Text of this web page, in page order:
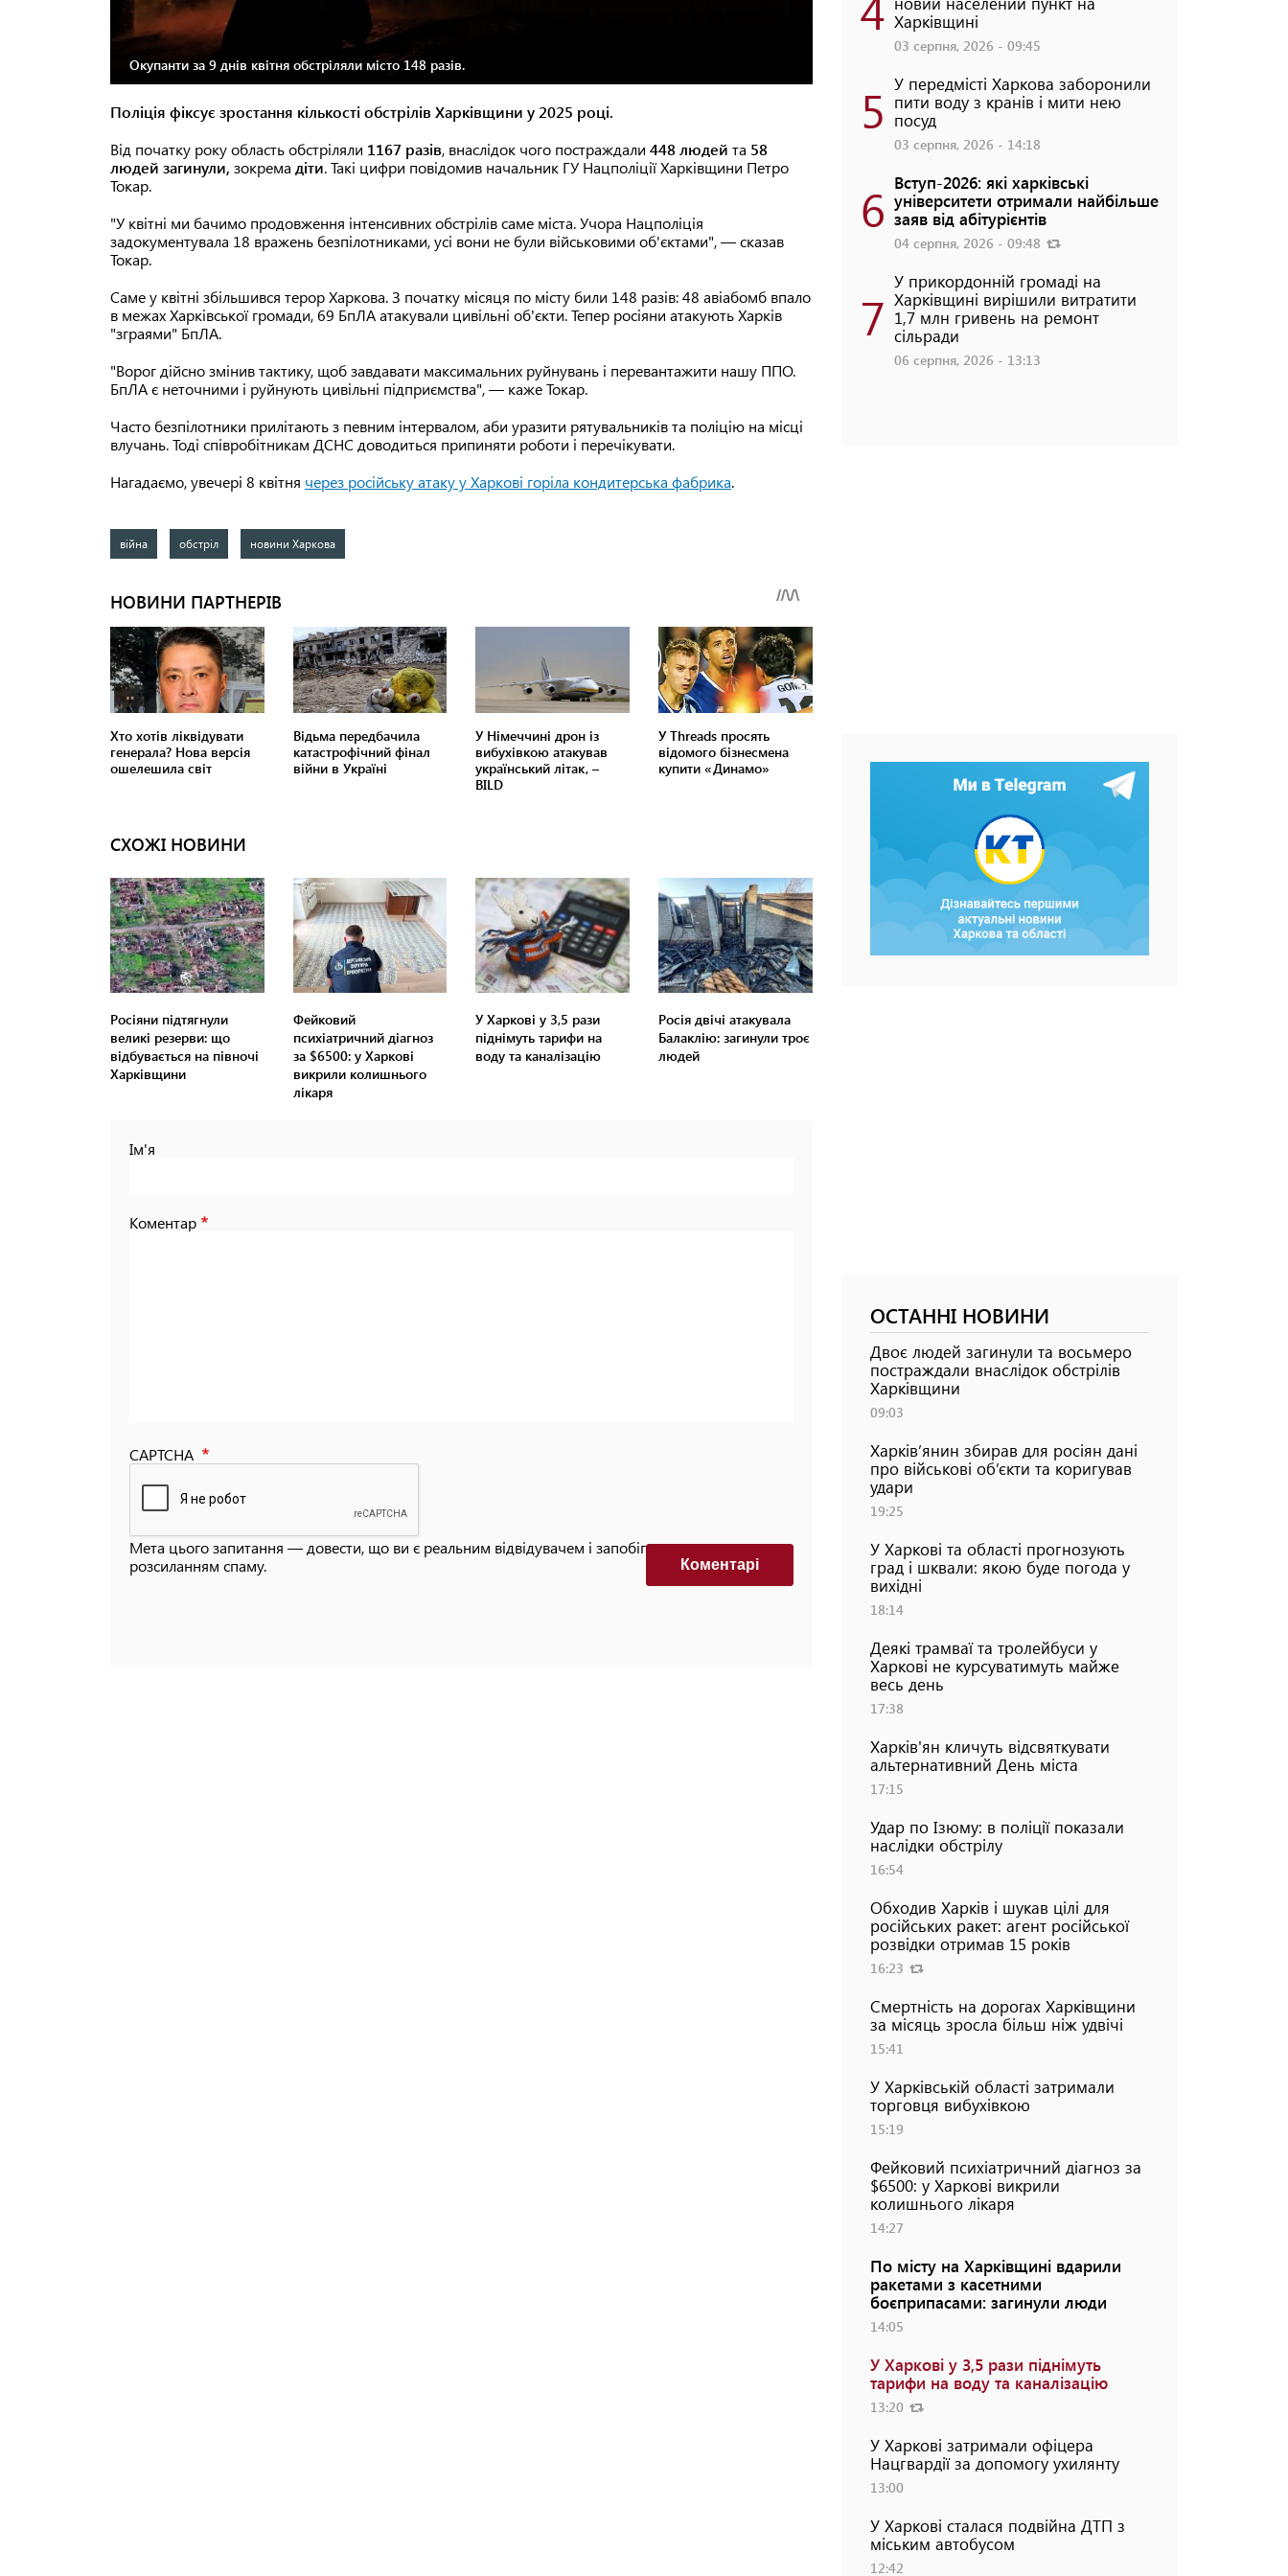
Окупанти за 9 днів квітня обстріляли місто 148 разів.
Поліція фіксує зростання кількості обстрілів Харківщини у 2025 році.
Від початку року область обстріляли 1167 разів, внаслідок чого постраждали 448 людей та 58
людей загинули, зокрема діти. Такі цифри повідомив начальник ГУ Нацполіції Харківщини Петро
Токар.
"У квітні ми бачимо продовження інтенсивних обстрілів саме міста. Учора Нацполіція
задокументувала 18 вражень безпілотниками, усі вони не були військовими об'єктами", — сказав
Токар.
Саме у квітні збільшився терор Харкова. З початку місяця по місту били 148 разів: 48 авіабомб впало
в межах Харківської громади, 69 БпЛА атакували цивільні об'єкти. Тепер росіяни атакують Харків
"зграями" БпЛА.
"Ворог дійсно змінив тактику, щоб завдавати максимальних руйнувань і перевантажити нашу ППО.
БпЛА є неточними і руйнують цивільні підприємства", — каже Токар.
Часто безпілотники прилітають з певним інтервалом, аби уразити рятувальників та поліцію на місці
влучань. Тоді співробітникам ДСНС доводиться припиняти роботи і перечікувати.
Нагадаємо, увечері 8 квітня через російську атаку у Харкові горіла кондитерська фабрика.
війна обстріл новини Харкова
СХОЖІ НОВИНИ
Росіяни підтягнули
великі резерви: що
відбувається на півночі
Харківщини
Фейковий
психіатричний діагноз
за $6500: у Харкові
викрили колишнього
лікаря
У Харкові у 3,5 рази
піднімуть тарифи на
воду та каналізацію
Росія двічі атакувала
Балаклію: загинули троє
людей
Ім'я
Коментар
CAPTCHA
Мета цього запитання — довести, що ви є реальним відвідувачем і запобігти автоматизованим
розсиланням спаму.
Коментарi
Харківщині
03 серпня, 2026 - 09:45
5 У передмісті Харкова заборонили
пити воду з кранів і мити нею
посуд
03 серпня, 2026 - 14:18
6 Вступ-2026: які харківські
університети отримали найбільше
заяв від абітурієнтів
04 серпня, 2026 - 09:48
7
У прикордонній громаді на
Харківщині вирішили витратити
1,7 млн гривень на ремонт
сільради
06 серпня, 2026 - 13:13
ОСТАННІ НОВИНИ
Двоє людей загинули та восьмеро
постраждали внаслідок обстрілів
Харківщини
09:03
Харків’янин збирав для росіян дані
про військові об’єкти та коригував
удари
19:25
У Харкові та області прогнозують
град і шквали: якою буде погода у
вихідні
18:14
Деякі трамваї та тролейбуси у
Харкові не курсуватимуть майже
весь день
17:38
Харків'ян кличуть відсвяткувати
альтернативний День міста
17:15
Удар по Ізюму: в поліції показали
наслідки обстрілу
16:54
Обходив Харків і шукав цілі для
російських ракет: агент російської
розвідки отримав 15 років
16:23
Смертність на дорогах Харківщини
за місяць зросла більш ніж удвічі
15:41
У Харківській області затримали
торговця вибухівкою
15:19
Фейковий психіатричний діагноз за
$6500: у Харкові викрили
колишнього лікаря
14:27
По місту на Харківщині вдарили
ракетами з касетними
боєприпасами: загинули люди
14:05
У Харкові у 3,5 рази піднімуть
тарифи на воду та каналізацію
13:20
У Харкові затримали офіцера
Нацгвардії за допомогу ухилянту
13:00
У Харкові сталася подвійна ДТП з
міським автобусом
12:42